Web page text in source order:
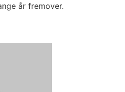
år fremover.